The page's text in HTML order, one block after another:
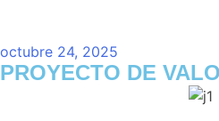
octubre 24, 2025
PROYECTO DE